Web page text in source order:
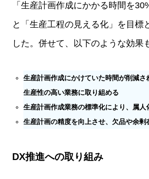
「生産計画作成にかかる時間を
と「生産工程の見える化」を目標
した。併せて、以下のような効果
生産計画作成にかけていた時間が削減さ
生産性の高い業務に取り組める
生産計画作成業務の標準化により、属人
生産計画の精度を向上させ、欠品や余剰
DX推進への取り組み